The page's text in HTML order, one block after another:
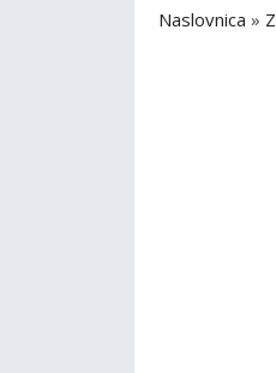
Naslovnica »